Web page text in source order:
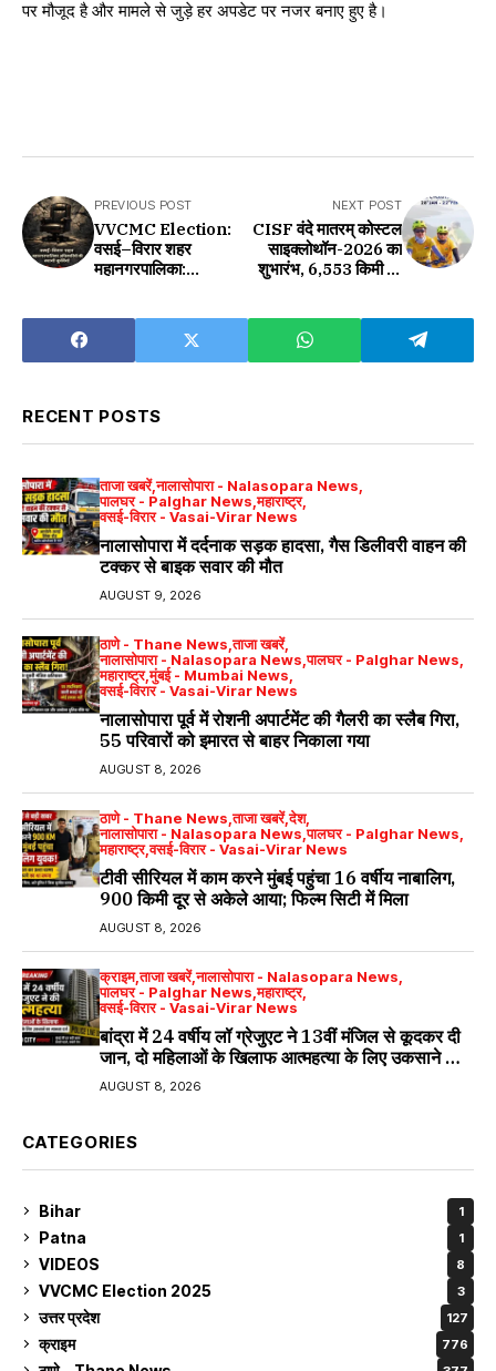
पर मौजूद है और मामले से जुड़े हर अपडेट पर नजर बनाए हुए है।
PREVIOUS POST
VVCMC Election:
वसई–विरार शहर
महानगरपालिका:
NEXT POST
CISF वंदे मातरम् कोस्टल
साइक्लोथॉन-2026 का
शुभारंभ, 6,553 किमी का
RECENT POSTS
ताजा खबरें नालासोपारा - Nalasopara News
पालघर - Palghar News महाराष्ट्र
वसई-विरार - Vasai-Virar News
नालासोपारा में दर्दनाक सड़क हादसा, गैस डिलीवरी वाहन की
टक्कर से बाइक सवार की मौत
AUGUST 9, 2026
ठाणे - Thane News ताजा खबरें
नालासोपारा - Nalasopara News पालघर - Palghar News
महाराष्ट्र मुंबई - Mumbai News
वसई-विरार - Vasai-Virar News
नालासोपारा पूर्व में रोशनी अपार्टमेंट की गैलरी का स्लैब गिरा,
55 परिवारों को इमारत से बाहर निकाला गया
AUGUST 8, 2026
ठाणे - Thane News ताजा खबरें देश
नालासोपारा - Nalasopara News पालघर - Palghar News
महाराष्ट्र वसई-विरार - Vasai-Virar News
टीवी सीरियल में काम करने मुंबई पहुंचा 16 वर्षीय नाबालिग,
900 किमी दूर से अकेले आया; फिल्म सिटी में मिला
AUGUST 8, 2026
क्राइम ताजा खबरें नालासोपारा - Nalasopara News
पालघर - Palghar News महाराष्ट्र
वसई-विरार - Vasai-Virar News
बांद्रा में 24 वर्षीय लॉ ग्रेजुएट ने 13वीं मंजिल से कूदकर दी
जान, दो महिलाओं के खिलाफ आत्महत्या के लिए उकसाने का
मामला दर्ज
AUGUST 8, 2026
CATEGORIES
Bihar 1
Patna 1
VIDEOS 8
VVCMC Election 2025 3
उत्तर प्रदेश 127
क्राइम 776